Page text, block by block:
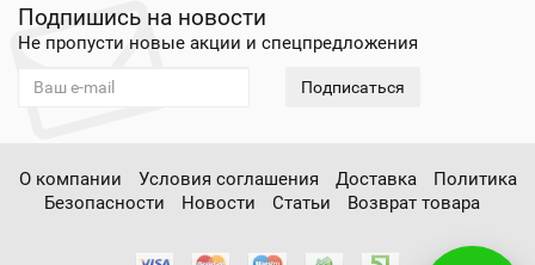
Подпишись на новости
Не пропусти новые акции и спецпредложения
Подписаться
О компании Условия соглашения Доставка
Политика
Безопасности
Новости Статьи Возврат товара